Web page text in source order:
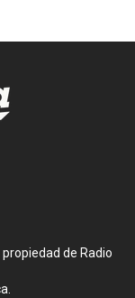
de Radio